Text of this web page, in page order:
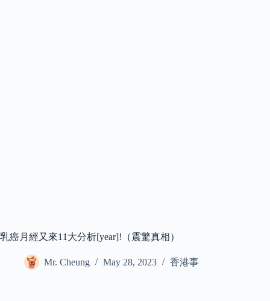
乳癌月經又來11大分析[year]!（震驚真相）
Mr. Cheung May 28, 2023 香港事